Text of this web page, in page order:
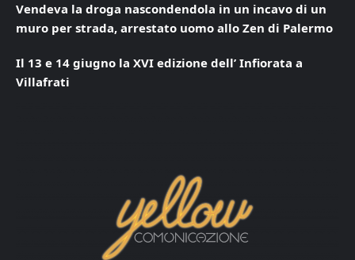
Vendeva la droga nascondendola in un incavo di un
muro per strada, arrestato uomo allo Zen di Palermo
Il 13 e 14 giugno la XVI edizione dell’ Infiorata a
Villafrati